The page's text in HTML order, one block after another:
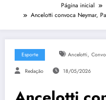
Página inicial
Ancelotti convoca Neymar,
Esporte Ancelotti,
Redação 18/05/2026